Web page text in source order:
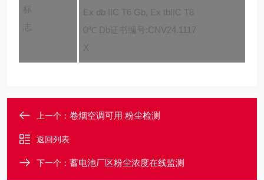
标
志
Ex db IIC T6 Gb, Ex tb IIC T8
0℃ Db证书编号:CNV24.1117
X
上一个： 卷烟空调可用 粉尘检测
返回列表
下一个： 蓄电池厂区粉尘浓度在线监测